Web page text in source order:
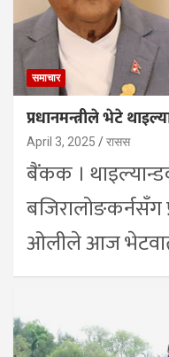
समाचार
प्रधानमन्त्रीले भेटे
April 3, 2025 रासस
बैंकक ।
बजिरालोङकर्नसँग
ओलीले आज